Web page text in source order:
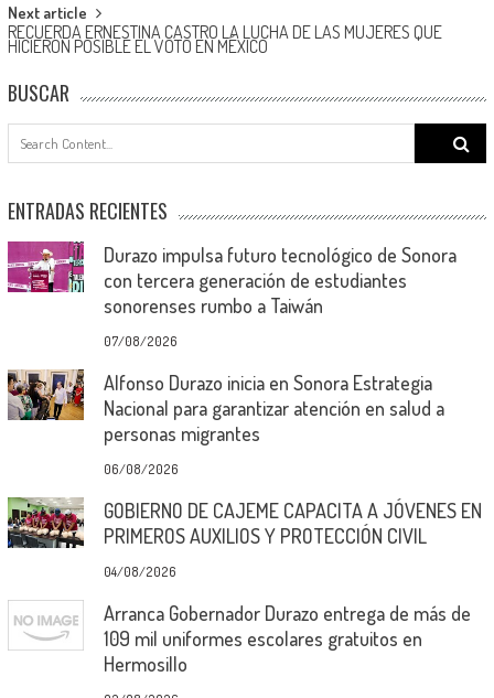
Next article
RECUERDA ERNESTINA CASTRO LA LUCHA DE LAS MUJERES QUE
HICIERON POSIBLE EL VOTO EN MÉXICO
BUSCAR
Search
for:
ENTRADAS RECIENTES
Durazo impulsa futuro tecnológico de Sonora
con tercera generación de estudiantes
sonorenses rumbo a Taiwán
07/08/2026
Alfonso Durazo inicia en Sonora Estrategia
Nacional para garantizar atención en salud a
personas migrantes
06/08/2026
GOBIERNO DE CAJEME CAPACITA A JÓVENES EN
PRIMEROS AUXILIOS Y PROTECCIÓN CIVIL
04/08/2026
Arranca Gobernador Durazo entrega de más de
109 mil uniformes escolares gratuitos en
Hermosillo